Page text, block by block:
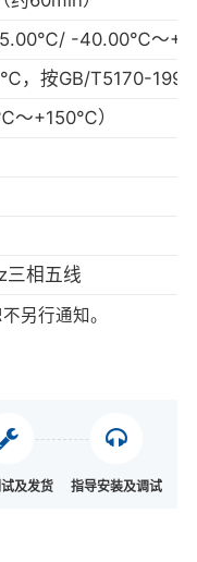
-40.00℃～
按GB/T5170-1996
+150℃）
三相五线
另行通知。
及发货 指导安装及调试